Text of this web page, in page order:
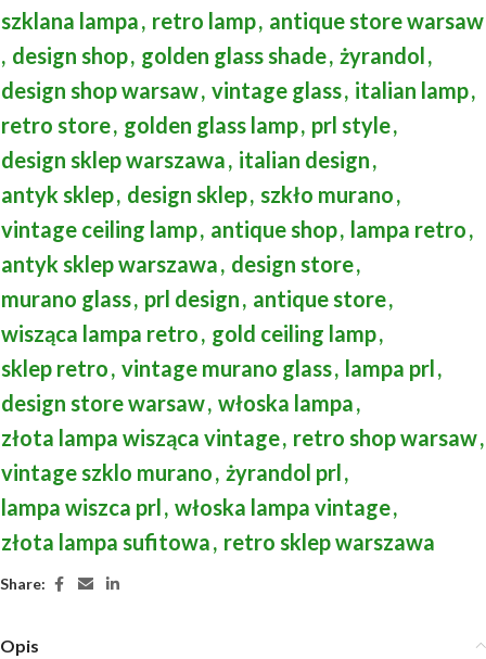
szklana lampa, retro lamp, antique store warsaw
, design shop, golden glass shade, żyrandol,
design shop warsaw, vintage glass, italian lamp,
retro store, golden glass lamp, prl style,
design sklep warszawa, italian design,
antyk sklep, design sklep, szkło murano,
vintage ceiling lamp, antique shop, lampa retro,
antyk sklep warszawa, design store,
murano glass, prl design, antique store,
wisząca lampa retro, gold ceiling lamp,
sklep retro, vintage murano glass, lampa prl,
design store warsaw, włoska lampa,
złota lampa wisząca vintage, retro shop warsaw,
vintage szklo murano, żyrandol prl,
lampa wiszca prl, włoska lampa vintage,
złota lampa sufitowa, retro sklep warszawa
Share:
Opis